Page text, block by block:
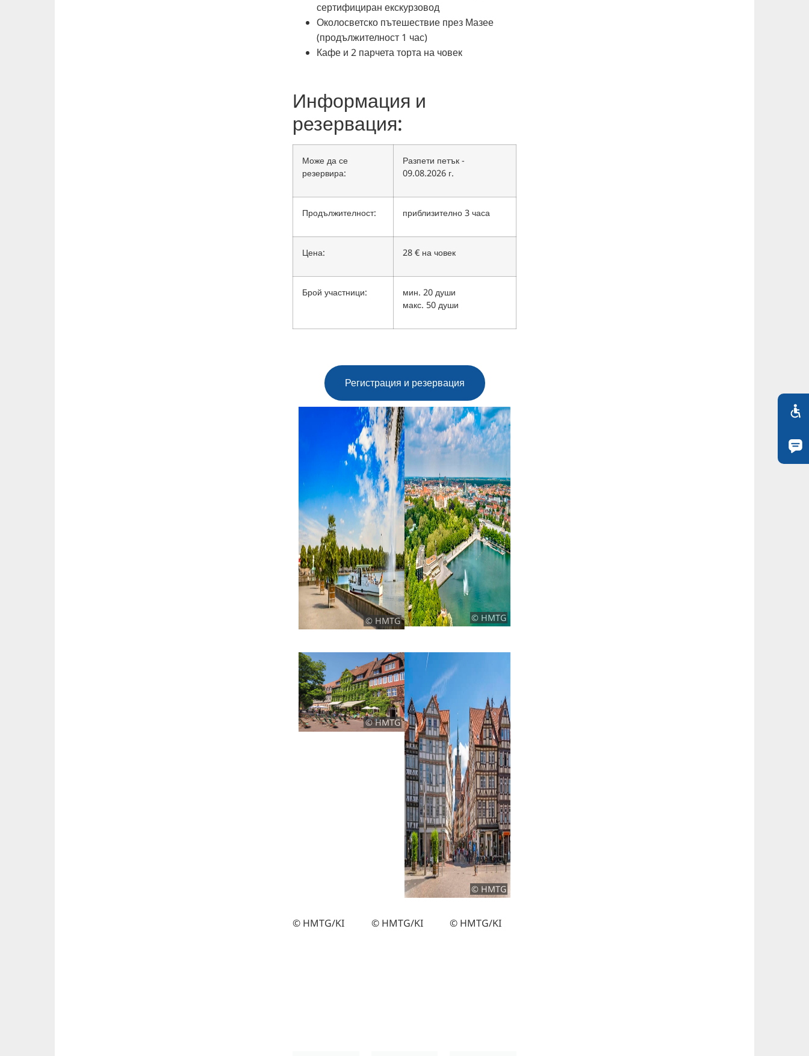
сертифициран екскурзовод
Околосветско пътешествие през Мазее
(продължителност 1 час)
Кафе и 2 парчета торта на човек
Информация и
резервация:
Може да се
резервира:
Разпети петък -
09.08.2026 г.
Продължителност: приблизително 3 часа
Цена: 28 € на човек
Брой участници:
мин. 20 души
макс. 50 души
Регистрация и резервация
© HMTG © HMTG
© HMTG
© HMTG
© HMTG/KI © HMTG/KI © HMTG/KI